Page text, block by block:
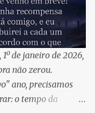
"O 'Enter' já foi
Você está pronto
sua consciência:
Universal Link 🇧🇷
de janeiro de 2026,
não zerou.
ano, precisamos
o tempo da